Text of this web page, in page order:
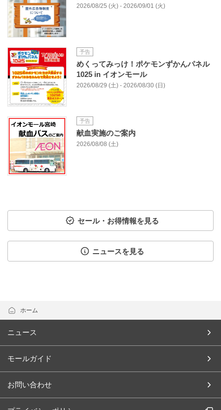
2026/08/25 (火) - 2026/09/01 (火)
予告
めくってみっけ！ポケモンずかんパネル
1025 in イオンモール
2026/08/29 (土) - 2026/08/30 (日)
予告
献血実施のご案内
2026/08/08 (土)
セール・お得情報を見る
ニュースを見る
ホーム
ニュース
モールガイド
お問い合わせ